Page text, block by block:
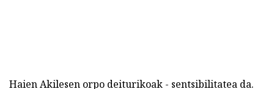
Haien Akilesen orpo deiturikoak - sentsibilitatea da.